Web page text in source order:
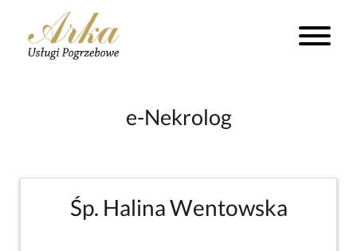
e-Nekrolog
Śp. Halina Wentowska